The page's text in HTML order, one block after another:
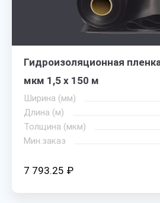
Гидроизоляционная
мкм 1,5 х 150 м
Ширина (мм)
Длина (м)
Толщина (мкм)
Мин.заказ
7 793.25 ₽